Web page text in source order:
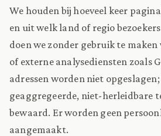
We houden bij hoeveel keer
en uit welk land of regio
doen we zonder gebruik te
of externe analysediensten zoals
adressen worden niet
geaggregeerde, niet-herleidbare
bewaard. Er worden geen
aangemaakt.